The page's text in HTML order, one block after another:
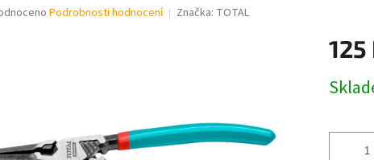
Podrobnosti hodnocení Značka: TOTAL
125
cena: